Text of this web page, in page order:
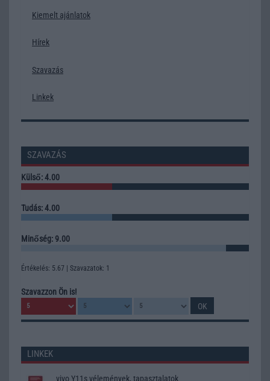
Kiemelt ajánlatok
Hírek
Szavazás
Linkek
SZAVAZÁS
Külső: 4.00
Tudás: 4.00
Minőség: 9.00
Értékelés: 5.67 | Szavazatok: 1
Szavazzon Ön is!
LINKEK
vivo Y11s vélemények, tapasztalatok